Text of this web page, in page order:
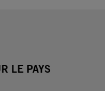
LE PAYS